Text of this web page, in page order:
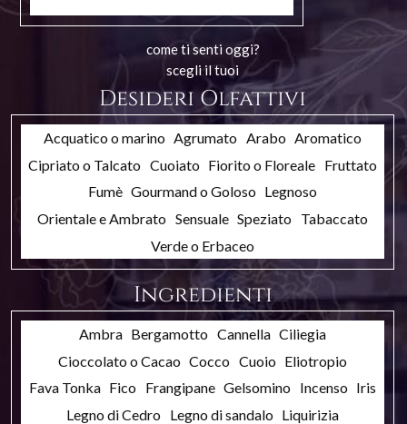
come ti senti oggi?
scegli il tuoi
Desideri Olfattivi
Acquatico o marino Agrumato Arabo Aromatico
Cipriato o Talcato Cuoiato Fiorito o Floreale Fruttato
Fumè Gourmand o Goloso Legnoso
Orientale e Ambrato Sensuale Speziato Tabaccato
Verde o Erbaceo
Ingredienti
Ambra Bergamotto Cannella Ciliegia
Cioccolato o Cacao Cocco Cuoio Eliotropio
Fava Tonka Fico Frangipane Gelsomino Incenso Iris
Legno di Cedro Legno di sandalo Liquirizia